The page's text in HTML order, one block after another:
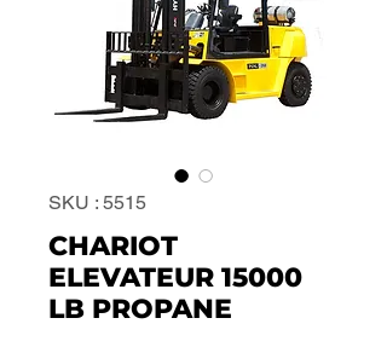
SKU : 5515
CHARIOT
ELEVATEUR 15000
LB PROPANE